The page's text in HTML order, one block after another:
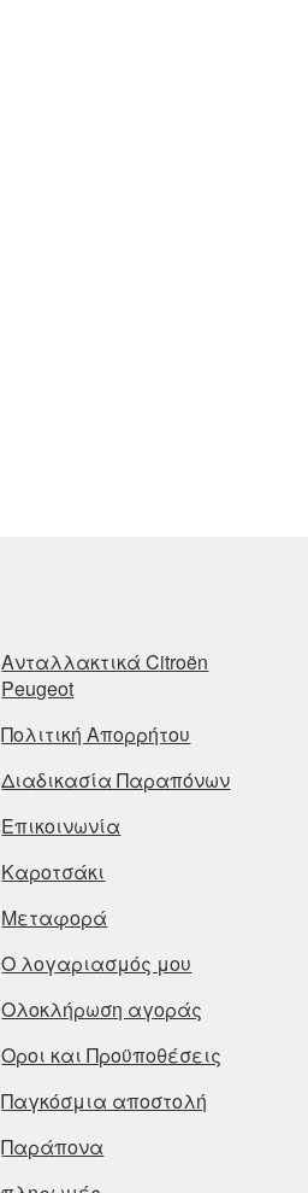
Ανταλλακτικά Citroën
Peugeot
Πολιτική Απορρήτου
Διαδικασία Παραπόνων
Επικοινωνία
Καροτσάκι
Μεταφορά
Ο λογαριασμός μου
Ολοκλήρωση αγοράς
Οροι και Προϋποθέσεις
Παγκόσμια αποστολή
Παράπονα